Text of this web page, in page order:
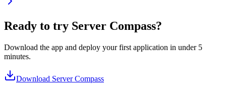
Ready to try Server Compass?
Download the app and deploy your first application in under 5
minutes.
Download Server Compass